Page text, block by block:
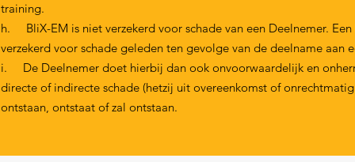
training.
h. BliX-EM is niet verzekerd voor schade van een Deelnemer.
verzekerd voor schade geleden ten gevolge van de deelname aan
i. De Deelnemer doet hierbij dan ook onvoorwaardelijk en
directe of indirecte schade (hetzij uit overeenkomst of
ontstaan, ontstaat of zal ontstaan.